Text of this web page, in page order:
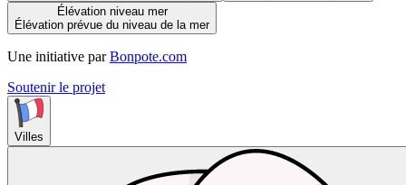
Élévation niveau mer
Élévation prévue du niveau de la mer
Une initiative par Bonpote.com
Soutenir le projet
Villes